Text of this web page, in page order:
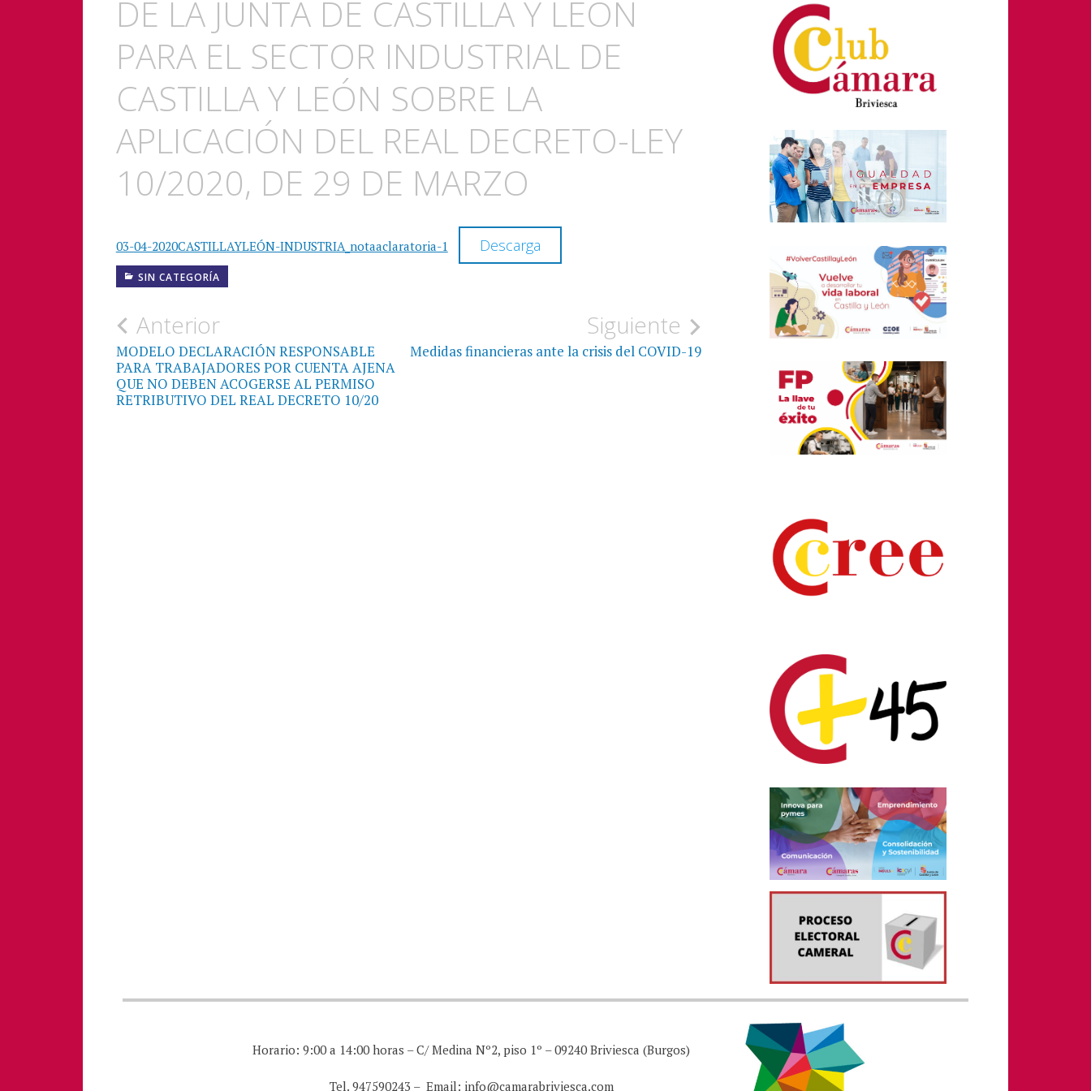
DE LA JUNTA DE CASTILLA Y LEÓN
PARA EL SECTOR INDUSTRIAL DE
CASTILLA Y LEÓN SOBRE LA
APLICACIÓN DEL REAL DECRETO-LEY
10/2020, DE 29 DE MARZO
03-04-2020CASTILLAYLEÓN-INDUSTRIA_notaaclaratoria-1 Descarga
SIN CATEGORÍA
Navegación
de
entradas
Anterior
MODELO DECLARACIÓN RESPONSABLE
PARA TRABAJADORES POR CUENTA AJENA
QUE NO DEBEN ACOGERSE AL PERMISO
RETRIBUTIVO DEL REAL DECRETO 10/20
Siguiente
Medidas financieras ante la crisis del COVID-19
Horario: 9:00 a 14:00 horas – C/ Medina Nº2, piso 1º – 09240 Briviesca (Burgos)
Tel. 947590243 – Email: info@camarabriviesca.com